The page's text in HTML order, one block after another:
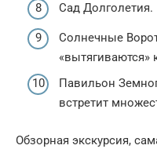
Сад Долголетия.
Солнечные
«вытягиваются»
Павильон
встретит
Обзорная экскурсия,